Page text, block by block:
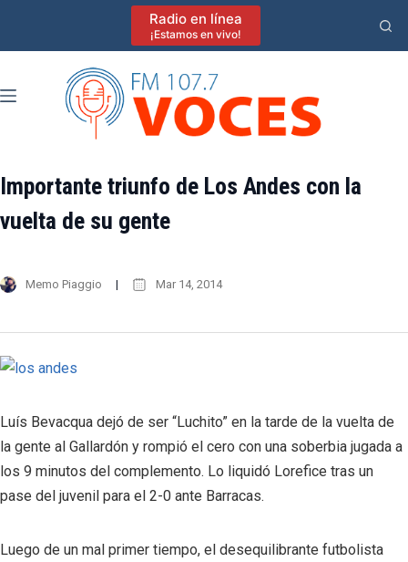
Radio en línea
¡Estamos en vivo!
Importante triunfo de Los Andes con la
vuelta de su gente
Memo Piaggio Mar 14, 2014
Luís Bevacqua dejó de ser “Luchito” en la tarde de la vuelta de
la gente al Gallardón y rompió el cero con una soberbia jugada a
los 9 minutos del complemento. Lo liquidó Lorefice tras un
pase del juvenil para el 2-0 ante Barracas.
Luego de un mal primer tiempo, el desequilibrante futbolista